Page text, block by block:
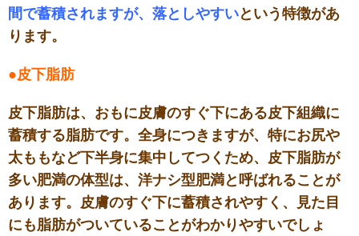
間で蓄積されますが、落としやすいという特徴があ
ります。
●皮下脂肪
皮下脂肪は、おもに皮膚のすぐ下にある皮下組織に
蓄積する脂肪です。全身につきますが、特にお尻や
太ももなど下半身に集中してつくため、皮下脂肪が
多い肥満の体型は、洋ナシ型肥満と呼ばれることが
あります。皮膚のすぐ下に蓄積されやすく、見た目
にも脂肪がついていることがわかりやすいでしょ